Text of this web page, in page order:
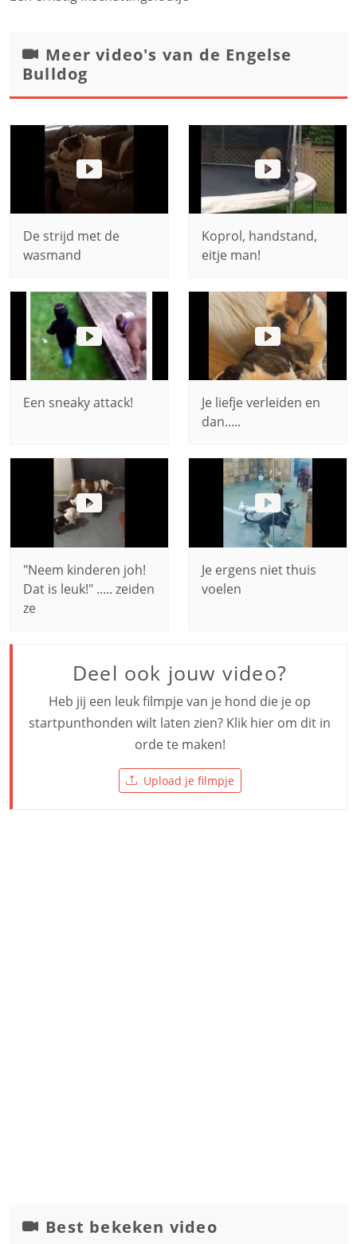
Meer video's van de Engelse
Bulldog
De strijd met de
wasmand
Koprol, handstand,
eitje man!
Een sneaky attack!
Je liefje verleiden en
dan.....
"Neem kinderen joh!
Dat is leuk!" ..... zeiden
ze
Je ergens niet thuis
voelen
Deel ook jouw video?
Heb jij een leuk filmpje van je hond die je op
startpunthonden wilt laten zien? Klik hier om dit in
orde te maken!
Upload je filmpje
Best bekeken video